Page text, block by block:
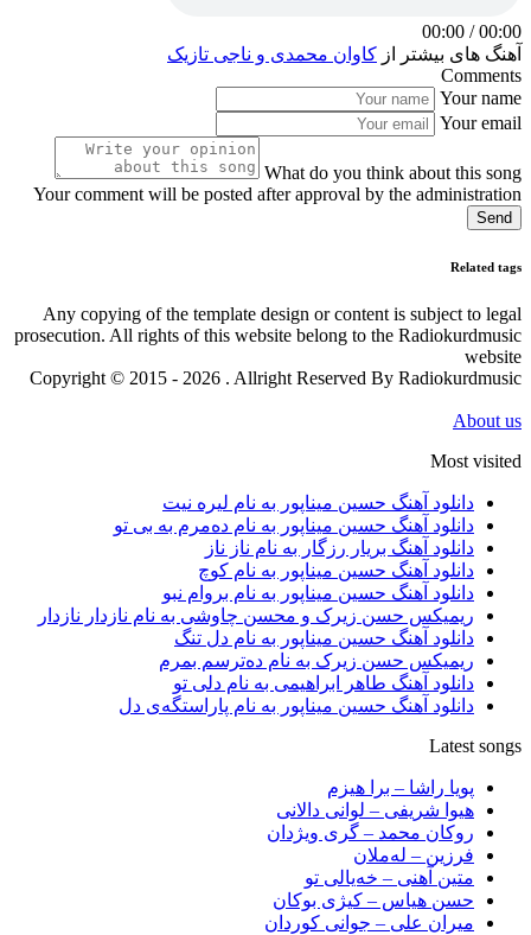
00:00
/
00:00
آهنگ های بیشتر از کاوان محمدی و ناجی تازیک
Comments
Your name
Your email
What do you think about this song
Your comment will be posted after approval by the administration
Send
Related tags
Any copying of the template design or content is subject to legal
prosecution. All rights of this website belong to the Radiokurdmusic
website
Copyright © 2015 - 2026 . Allright Reserved By Radiokurdmusic
About us
Most visited
دانلود آهنگ حسین میناپور به نام لیره نیت
دانلود آهنگ حسین میناپور به نام دەمرم بە بی تو
دانلود آهنگ بریار رزگار به نام ناز ناز
دانلود آهنگ حسین میناپور به نام کوچ
دانلود آهنگ حسین میناپور به نام بروام نبو
ریمیکس حسن زیرک و محسن چاوشی به نام نازدار نازدار
دانلود آهنگ حسین میناپور به نام دل تنگ
ریمیکس حسن زیرک به نام دەترسم بمرم
دانلود آهنگ طاهر ابراهیمی به نام دلی تو
دانلود آهنگ حسین میناپور به نام پاراستگەی دل
Latest songs
پویا راشا – برا هیزم
هیوا شریفی – لوانی دالانی
روکان محمد – گری ویژدان
فرزین – لەملان
متین آهنی – خەیالی تو
حسن هیاس – کیژی بوکان
میران علی – جوانی کوردان